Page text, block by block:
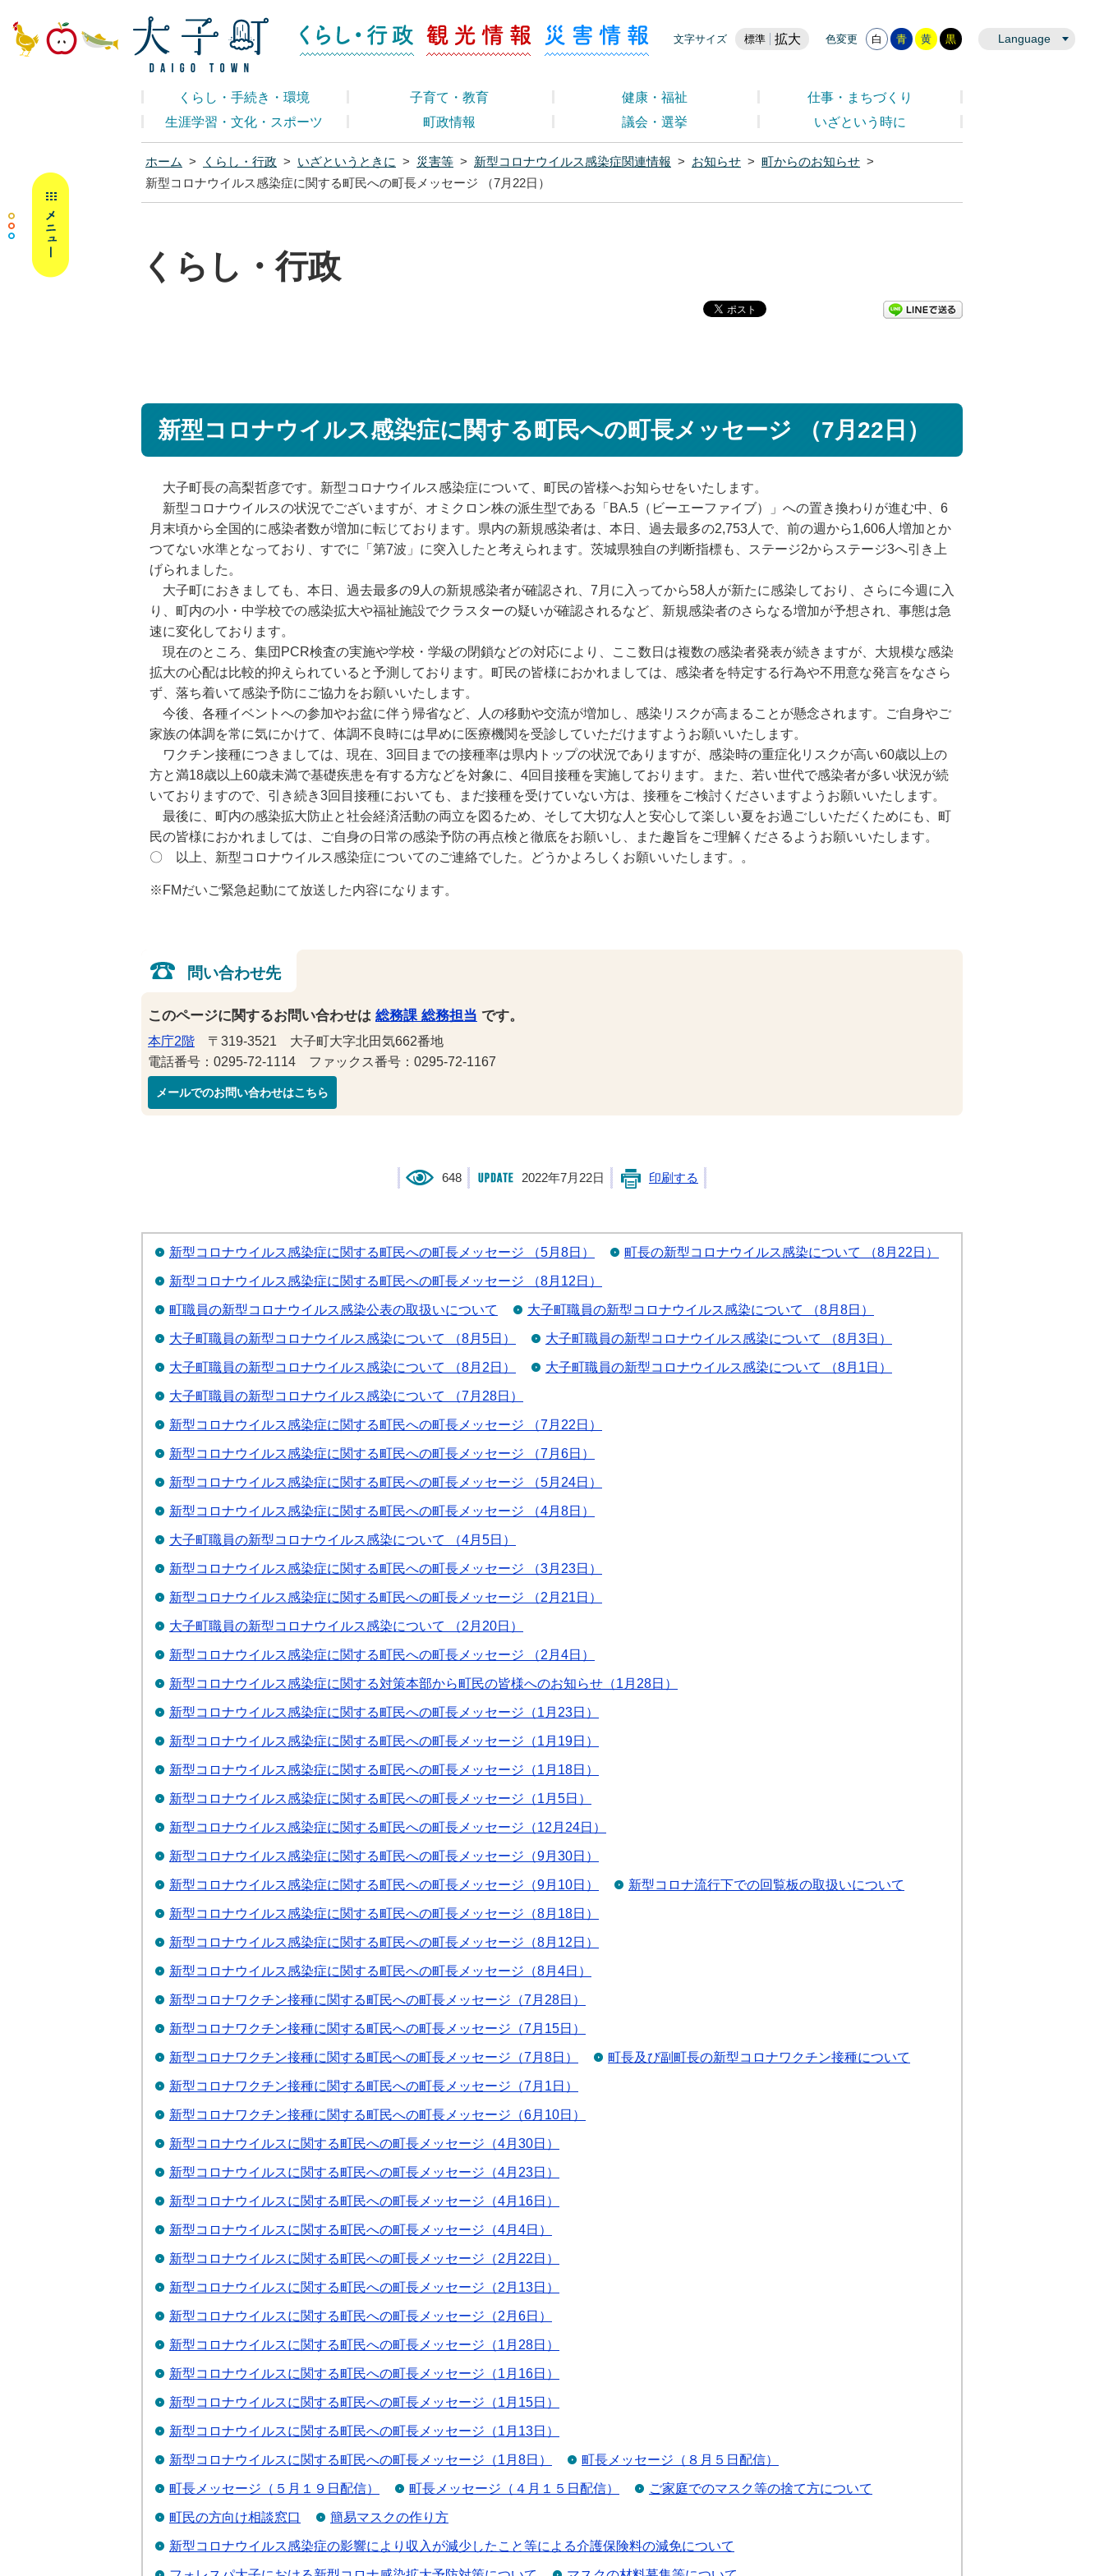
大子町ホームページ くらし・行政
文字サイズ 標準 拡大 色変更 白 青 黄 黒 Language
くらし・行政 観光情報 災害情報
くらし・手続き・環境 子育て・教育 健康・福祉
仕事・まちづくり
生涯学習・文化・スポーツ
町政情報 議会・選挙 いざという時に
ホーム > くらし・行政 > いざというときに > 災害等 > 新型コロナウイルス感染症関連情報 > お知らせ > 町からのお知らせ >
新型コロナウイルス感染症に関する町民への町長メッセージ （7月22日）
くらし・行政
新型コロナウイルス感染症に関する町民への町長メッセージ （7月22日）
大子町長の高梨哲彦です。新型コロナウイルス感染症について、町民の皆様へお知らせをいたします。
新型コロナウイルスの状況でございますが、オミクロン株の派生型である「BA.5（ビーエーファイブ）」への置き換わりが進む中、6
月末頃から全国的に感染者数が増加に転じております。県内の新規感染者は、本日、過去最多の2,753人で、前の週から1,606人増加とか
つてない水準となっており、すでに「第7波」に突入したと考えられます。茨城県独自の判断指標も、ステージ2からステージ3へ引き上
げられました。
大子町におきましても、本日、過去最多の9人の新規感染者が確認され、7月に入ってから58人が新たに感染しており、さらに今週に入
り、町内の小・中学校での感染拡大や福祉施設でクラスターの疑いが確認されるなど、新規感染者のさらなる増加が予想され、事態は急
速に変化しております。
現在のところ、集団PCR検査の実施や学校・学級の閉鎖などの対応により、ここ数日は複数の感染者発表が続きますが、大規模な感染
拡大の心配は比較的抑えられていると予測しております。町民の皆様におかれましては、感染者を特定する行為や不用意な発言をなさら
ず、落ち着いて感染予防にご協力をお願いいたします。
今後、各種イベントへの参加やお盆に伴う帰省など、人の移動や交流が増加し、感染リスクが高まることが懸念されます。ご自身やご
家族の体調を常に気にかけて、体調不良時には早めに医療機関を受診していただけますようお願いいたします。
ワクチン接種につきましては、現在、3回目までの接種率は県内トップの状況でありますが、感染時の重症化リスクが高い60歳以上の
方と満18歳以上60歳未満で基礎疾患を有する方などを対象に、4回目接種を実施しております。また、若い世代で感染者が多い状況が続
いておりますので、引き続き3回目接種においても、まだ接種を受けていない方は、接種をご検討くださいますようお願いいたします。
最後に、町内の感染拡大防止と社会経済活動の両立を図るため、そして大切な人と安心して楽しい夏をお過ごしいただくためにも、町
民の皆様におかれましては、ご自身の日常の感染予防の再点検と徹底をお願いし、また趣旨をご理解くださるようお願いいたします。
〇 以上、新型コロナウイルス感染症についてのご連絡でした。どうかよろしくお願いいたします。。
※FMだいご緊急起動にて放送した内容になります。
問い合わせ先
このページに関するお問い合わせは 総務課 総務担当 です。
本庁2階 〒319-3521 大子町大字北田気662番地
電話番号：0295-72-1114 ファックス番号：0295-72-1167
メールでのお問い合わせはこちら
648 2022年7月22日 印刷する
新型コロナウイルス感染症に関する町民への町長メッセージ （5月8日） 町長の新型コロナウイルス感染について （8月22日）
新型コロナウイルス感染症に関する町民への町長メッセージ （8月12日）
町職員の新型コロナウイルス感染公表の取扱いについて 大子町職員の新型コロナウイルス感染について （8月8日）
大子町職員の新型コロナウイルス感染について （8月5日） 大子町職員の新型コロナウイルス感染について （8月3日）
大子町職員の新型コロナウイルス感染について （8月2日） 大子町職員の新型コロナウイルス感染について （8月1日）
大子町職員の新型コロナウイルス感染について （7月28日）
新型コロナウイルス感染症に関する町民への町長メッセージ （7月22日）
新型コロナウイルス感染症に関する町民への町長メッセージ （7月6日）
新型コロナウイルス感染症に関する町民への町長メッセージ （5月24日）
新型コロナウイルス感染症に関する町民への町長メッセージ （4月8日）
大子町職員の新型コロナウイルス感染について （4月5日）
新型コロナウイルス感染症に関する町民への町長メッセージ （3月23日）
新型コロナウイルス感染症に関する町民への町長メッセージ （2月21日）
大子町職員の新型コロナウイルス感染について （2月20日）
新型コロナウイルス感染症に関する町民への町長メッセージ （2月4日）
新型コロナウイルス感染症に関する対策本部から町民の皆様へのお知らせ（1月28日）
新型コロナウイルス感染症に関する町民への町長メッセージ（1月23日）
新型コロナウイルス感染症に関する町民への町長メッセージ（1月19日）
新型コロナウイルス感染症に関する町民への町長メッセージ（1月18日）
新型コロナウイルス感染症に関する町民への町長メッセージ（1月5日）
新型コロナウイルス感染症に関する町民への町長メッセージ（12月24日）
新型コロナウイルス感染症に関する町民への町長メッセージ（9月30日）
新型コロナウイルス感染症に関する町民への町長メッセージ（9月10日） 新型コロナ流行下での回覧板の取扱いについて
新型コロナウイルス感染症に関する町民への町長メッセージ（8月18日）
新型コロナウイルス感染症に関する町民への町長メッセージ（8月12日）
新型コロナウイルス感染症に関する町民への町長メッセージ（8月4日）
新型コロナワクチン接種に関する町民への町長メッセージ（7月28日）
新型コロナワクチン接種に関する町民への町長メッセージ（7月15日）
新型コロナワクチン接種に関する町民への町長メッセージ（7月8日） 町長及び副町長の新型コロナワクチン接種について
新型コロナワクチン接種に関する町民への町長メッセージ（7月1日）
新型コロナワクチン接種に関する町民への町長メッセージ（6月10日）
新型コロナウイルスに関する町民への町長メッセージ（4月30日）
新型コロナウイルスに関する町民への町長メッセージ（4月23日）
新型コロナウイルスに関する町民への町長メッセージ（4月16日）
新型コロナウイルスに関する町民への町長メッセージ（4月4日）
新型コロナウイルスに関する町民への町長メッセージ（2月22日）
新型コロナウイルスに関する町民への町長メッセージ（2月13日）
新型コロナウイルスに関する町民への町長メッセージ（2月6日）
新型コロナウイルスに関する町民への町長メッセージ（1月28日）
新型コロナウイルスに関する町民への町長メッセージ（1月16日）
新型コロナウイルスに関する町民への町長メッセージ（1月15日）
新型コロナウイルスに関する町民への町長メッセージ（1月13日）
新型コロナウイルスに関する町民への町長メッセージ（1月8日） 町長メッセージ（８月５日配信）
町長メッセージ（５月１９日配信） 町長メッセージ（４月１５日配信） ご家庭でのマスク等の捨て方について
町民の方向け相談窓口 簡易マスクの作り方
新型コロナウイルス感染症の影響により収入が減少したこと等による介護保険料の減免について